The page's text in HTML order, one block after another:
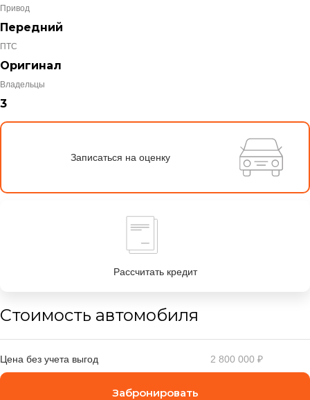
Привод
Передний
ПТС
Оригинал
Владельцы
3
Записаться на оценку
Рассчитать кредит
Стоимость автомобиля
Цена без учета выгод 2 800 000 ₽
Забронировать